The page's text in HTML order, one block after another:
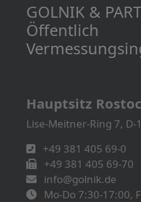
GOLNIK &
Hauptsitz
Lise-Meitner-Ring 7, D-
+49 381 405 69-0
+49 381 405 69-70
info@golnik.de
Mo-Do 7:30-17:00,